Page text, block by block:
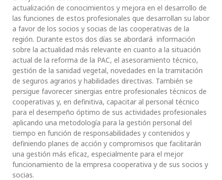
actualización de conocimientos y mejora en el desarrollo de
las funciones de estos profesionales que desarrollan su labor
a favor de los socios y socias de las cooperativas de la
región. Durante estos dos días se abordará información
sobre la actualidad más relevante en cuanto a la situación
actual de la reforma de la PAC, el asesoramiento técnico,
gestión de la sanidad vegetal, novedades en la tramitación
de seguros agrarios y habilidades directivas. También se
persigue favorecer sinergias entre profesionales técnicos de
cooperativas y, en definitiva, capacitar al personal técnico
para el desempeño óptimo de sus actividades profesionales
aplicando una metodología para la gestión personal del
tiempo en función de responsabilidades y contenidos y
definiendo planes de acción y compromisos que facilitarán
una gestión más eficaz, especialmente para el mejor
funcionamiento de la empresa cooperativa y de sus socios y
socias.